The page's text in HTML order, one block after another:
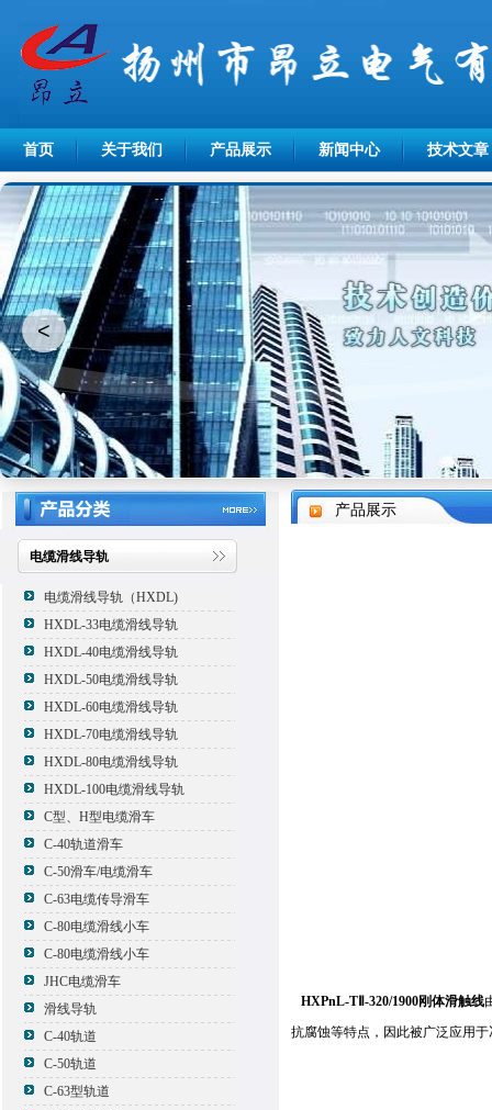
首页 关于我们 产品展示 新闻中心 技术文章
<
电缆滑线导轨
电缆滑线导轨（HXDL)
HXDL-33电缆滑线导轨
HXDL-40电缆滑线导轨
HXDL-50电缆滑线导轨
HXDL-60电缆滑线导轨
HXDL-70电缆滑线导轨
HXDL-80电缆滑线导轨
HXDL-100电缆滑线导轨
C型、H型电缆滑车
C-40轨道滑车
C-50滑车/电缆滑车
C-63电缆传导滑车
C-80电缆滑线小车
C-80电缆滑线小车
JHC电缆滑车
滑线导轨
C-40轨道
C-50轨道
C-63型轨道
产品展示
HXPnL-TⅡ-320/1900刚体滑触线
抗腐蚀等特点，因此被广泛应用